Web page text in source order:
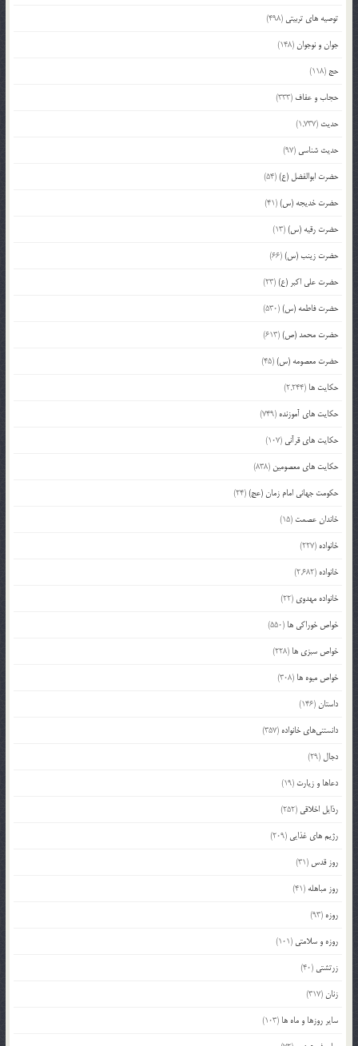
توصیه های تربیتی (498)
جوان و نوجوان(148)
حج (118)
حجاب و عفاف (333)
حدیث (1,737)
حدیث شناسی (97)
حضرت ابوالفضل (ع)(54)
حضرت خدیجه (س)(41)
حضرت رقیه (س)(13)
حضرت زینب (س)(66)
حضرت علی اکبر (ع)(23)
حضرت فاطمه (س)(530)
حضرت محمد (ص)(613)
حضرت معصومه (س)(45)
حکایت ها (2,244)
حکایت های آموزنده (749)
حکایت های قرآنی (107)
حکایت های معصومین (838)
حکومت جهانی امام زمان (عج)(24)
خاندان عصمت (15)
خانواده (227)
خانواده (2,682)
خانواده مهدوی (22)
خواص خوراکی ها (550)
خواص سبزی ها (228)
خواص میوه ها (308)
داستان(146)
دانستنی‌های خانواده (357)
دجال (29)
دعاها و زیارت (19)
رذایل اخلاقی (252)
رژیم های غذایی (209)
روز قدس (31)
روز مباهله (41)
روزه (93)
روزه و سلامتی (101)
زرتشتی (40)
زنان(317)
سایر روزها و ماه ها (103)